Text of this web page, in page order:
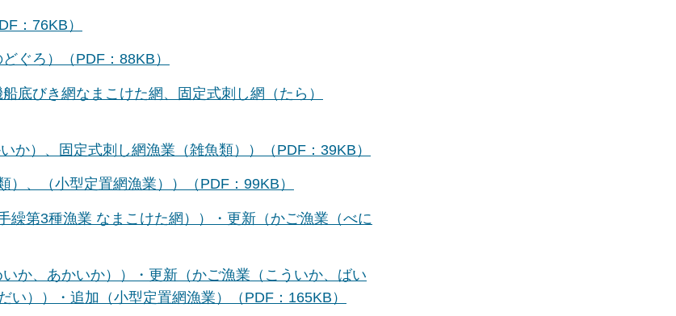
：76KB）
ぐろ）（PDF：88KB）
底びき網なまこけた網、固定式刺し網（たら）
か）、固定式刺し網漁業（雑魚類））（PDF：39KB）
、（小型定置網漁業））（PDF：99KB）
第3種漁業 なまこけた網））・更新（かご漁業（べに
か、あかいか））・更新（かご漁業（こういか、ばい
い））・追加（小型定置網漁業）（PDF：165KB）